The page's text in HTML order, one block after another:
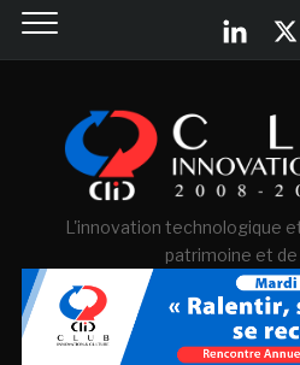
L'innovation technologique
patrimoine et